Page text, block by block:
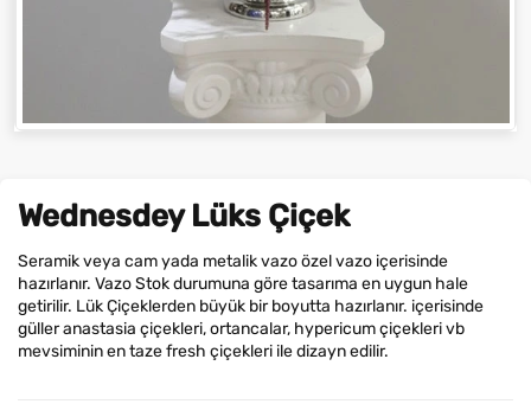
Wednesdey Lüks Çiçek
Seramik veya cam yada metalik vazo özel vazo içerisinde
hazırlanır. Vazo Stok durumuna göre tasarıma en uygun hale
getirilir. Lük Çiçeklerden büyük bir boyutta hazırlanır. içerisinde
güller anastasia çiçekleri, ortancalar, hypericum çiçekleri vb
mevsiminin en taze fresh çiçekleri ile dizayn edilir.